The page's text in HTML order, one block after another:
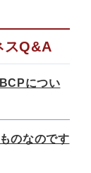
スQ&A
につい
のなのです